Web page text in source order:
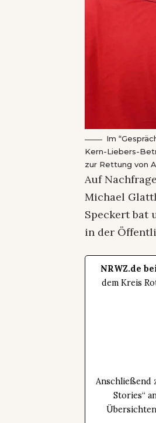
Im
Kern-Liebers-
zur Rettung von
Auf
Michael
Speckert bat
in der
NRWZ.de
dem Kreis
Anschließend
Stories“